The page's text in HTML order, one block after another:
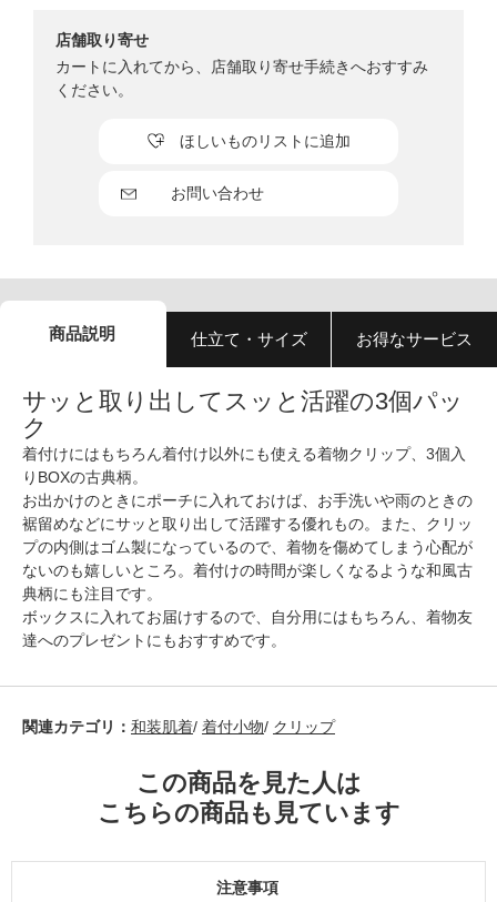
お問い合わせ
ほしいものリストに追加
店舗取り寄せ
カートに入れてから、店舗取り寄せ手続きへおすすみ
ください。
商品説明 仕立て・サイズ お得なサービス
サッと取り出してスッと活躍の3個パッ
ク
着付けにはもちろん着付け以外にも使える着物クリップ、3個入
りBOXの古典柄。
お出かけのときにポーチに入れておけば、お手洗いや雨のときの
裾留めなどにサッと取り出して活躍する優れもの。また、クリッ
プの内側はゴム製になっているので、着物を傷めてしまう心配が
ないのも嬉しいところ。着付けの時間が楽しくなるような和風古
典柄にも注目です。
ボックスに入れてお届けするので、自分用にはもちろん、着物友
達へのプレゼントにもおすすめです。
関連カテゴリ： 和装肌着/ 着付小物/ クリップ
この商品を見た人は
こちらの商品も見ています
注意事項